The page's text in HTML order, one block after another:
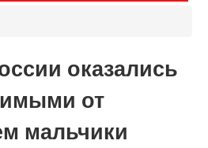
оказались
от
мальчики